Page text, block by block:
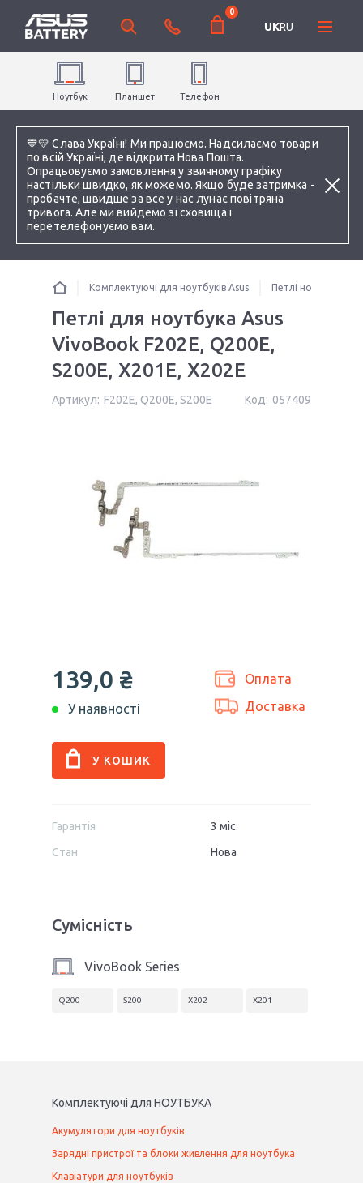
💙💛 Слава УкраЇні! Ми працюємо. Надсилаємо товари
по всій Україні, де відкрита Нова Пошта.
Опрацьовуємо замовлення у звичному графіку
настільки швидко, як можемо. Якщо буде затримка -
пробачте, швидше за все у нас лунає повітряна
тривога. Але ми вийдемо зі сховища і
перетелефонуємо вам.
0
UKRU
Ноутбук Планшет Телефон
Комплектуючі для ноутбуків Asus Петлі ноутбука
Петлі для ноутбука Asus
VivoBook F202E, Q200E,
S200E, X201E, X202E
Артикул: F202E, Q200E, S200E Код: 057409
139,0 ₴
У наявності
Оплата
Доставка
Гарантія
3 міс.
Стан
Нова
Сумісність
VivoBook Series
Q200 S200 X202 X201
Комплектуючі для НОУТБУКА
Акумулятори для ноутбуків
Зарядні пристрої та блоки живлення для ноутбука
Клавіатури для ноутбуків